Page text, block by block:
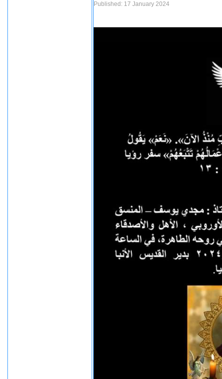
Published: 17 January 2024